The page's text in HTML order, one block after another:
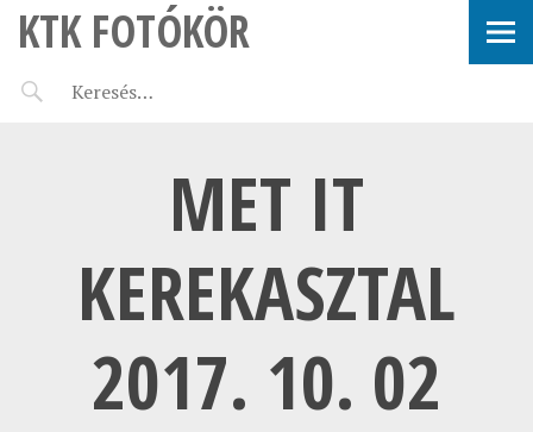
KTK FOTÓKÖR
MET IT
KEREKASZTAL
2017. 10. 02